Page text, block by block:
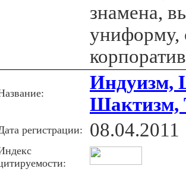
знамена,
униформу,
Индуизм,
Шактизм,
регистрации: 08.04.2011